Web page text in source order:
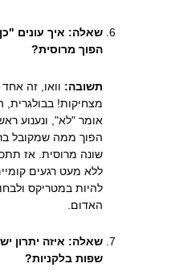
שאלה: איך עונים
הפוך מרוסית?
תשובה: וואו, זה
מצחיקות!
אומר "לא", ונענוע
הפוך ממה שמקובל
שונה מרוסית. אז
ללא מעט רגעים
להיות במטריקס
האדום.
שאלה: איזה יתרון
שפות בלקניות?